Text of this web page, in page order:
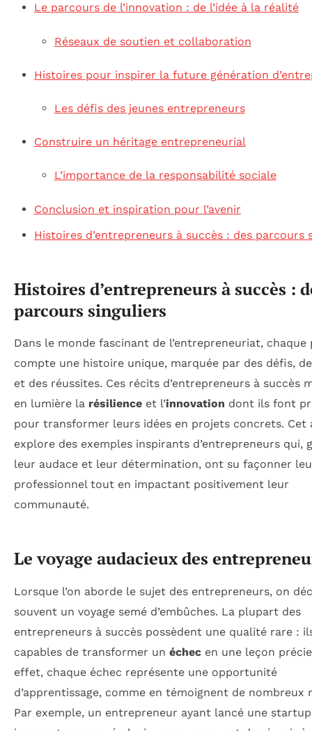
Le parcours de l’innovation : de l’idée à la réalité
Réseaux de soutien et collaboration
Histoires pour inspirer la future génération
Les défis des jeunes entrepreneurs
Construire un héritage entrepreneurial
L’importance de la responsabilité sociale
Conclusion et inspiration pour l’avenir
Histoires d’entrepreneurs à succès : des parcours
Histoires d’entrepreneurs à succès :
parcours singuliers
Dans le monde fascinant de l’entrepreneuriat, chaque
compte une histoire unique, marquée par des défis,
et des réussites. Ces récits d’entrepreneurs à succès
en lumière la résilience et l’innovation dont ils font
pour transformer leurs idées en projets concrets. Cet
explore des exemples inspirants d’entrepreneurs qui,
leur audace et leur détermination, ont su façonner
professionnel tout en impactant positivement leur
communauté.
Le voyage audacieux des
Lorsque l’on aborde le sujet des entrepreneurs, on
souvent un voyage semé d’embûches. La plupart des
entrepreneurs à succès possèdent une qualité rare :
capables de transformer un échec en une leçon
effet, chaque échec représente une opportunité
d’apprentissage, comme en témoignent de nombreux
Par exemple, un entrepreneur ayant lancé une startup